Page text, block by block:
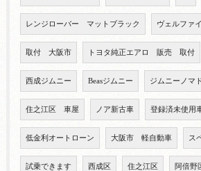
レンジローバー マットブラック ヴェルファ
取付 大阪市 トヨタ純正エアロ 販売 取付
西成ジムニー Beasジムニー ジムニーノマ
住之江区 車屋 ノア新古車 登録済未使用
低金利オートローン 大阪市 軽自動車 ス
試乗できます 西成区 住之江区 阿倍野